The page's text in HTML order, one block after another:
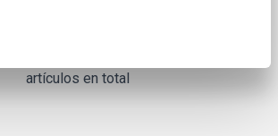
artículos en total